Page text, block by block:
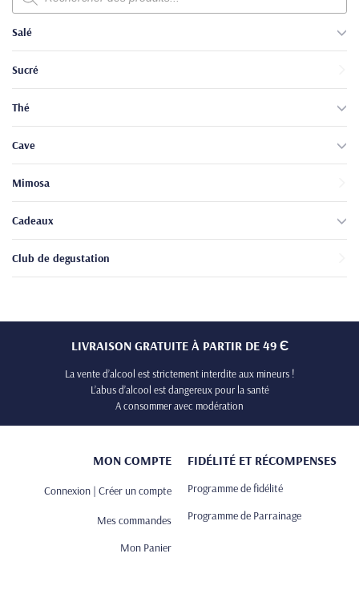
produits
Salé
Sucré
Thé
Cave
Mimosa
Cadeaux
Club de degustation
LIVRAISON GRATUITE À PARTIR DE 49 Є
La vente d’alcool est strictement interdite aux mineurs !
L’abus d’alcool est dangereux pour la santé
A consommer avec modération
MON COMPTE
Connexion | Créer un compte
Mes commandes
Mon Panier
FIDÉLITÉ ET RÉCOMPENSES
Programme de fidélité
Programme de Parrainage